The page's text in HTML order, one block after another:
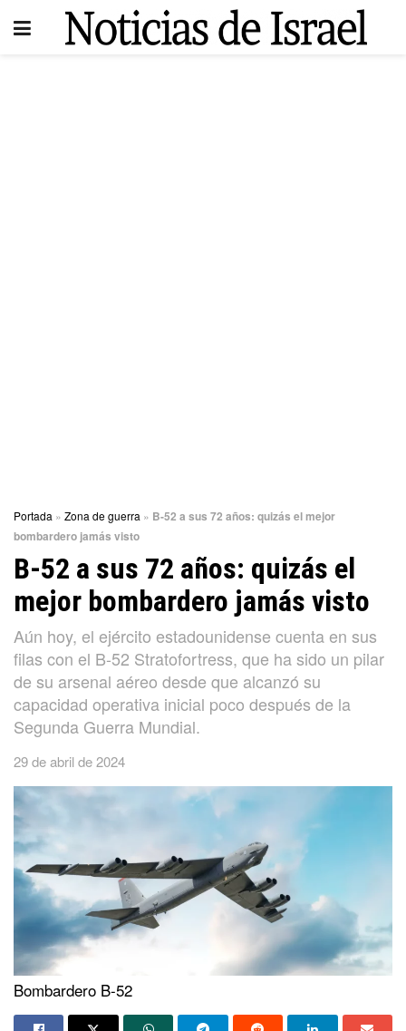
Portada » Zona de guerra » B-52 a sus 72 años: quizás el mejor
bombardero jamás visto
B-52 a sus 72 años: quizás el
mejor bombardero jamás visto
Aún hoy, el ejército estadounidense cuenta en sus
filas con el B-52 Stratofortress, que ha sido un pilar
de su arsenal aéreo desde que alcanzó su
capacidad operativa inicial poco después de la
Segunda Guerra Mundial.
29 de abril de 2024
Bombardero B-52